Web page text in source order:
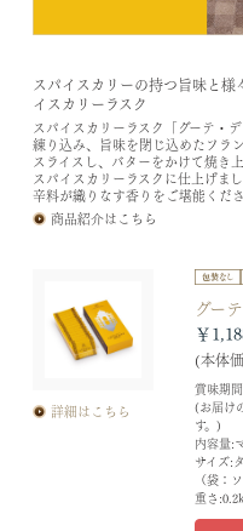
スパイスカリーの持つ旨味と
イスカリーラスク
スパイスカリーラスク「グーテ・
練り込み、旨味を閉じ込めたフラ
スライスし、バターをかけて焼き
スパイスカリーラスクに仕上げま
辛料が織りなす香りをご堪能くださ
商品紹介はこちら
詳細はこちら
グー
賞味期
(お届け
す。)
内容量:
サイズ:
（袋：
重さ
￥
(本体